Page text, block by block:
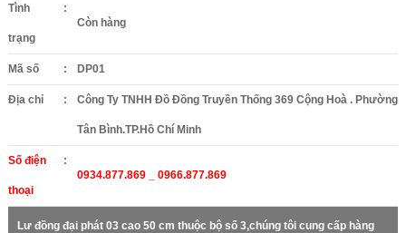
Tình
trạng
:
Còn hàng
Mã số : DP01
Địa chỉ : Công Ty TNHH Đồ Đồng Truyền Thống 369 Cộng Hoà . Phường
Tân Bình.TP.Hồ Chí Minh
Số điện
thoại
:
0934.877.869 _ 0966.877.869
Lư đồng đại phát 03 cao 50 cm thuộc bộ số 3,chúng tôi cung cấp hàng